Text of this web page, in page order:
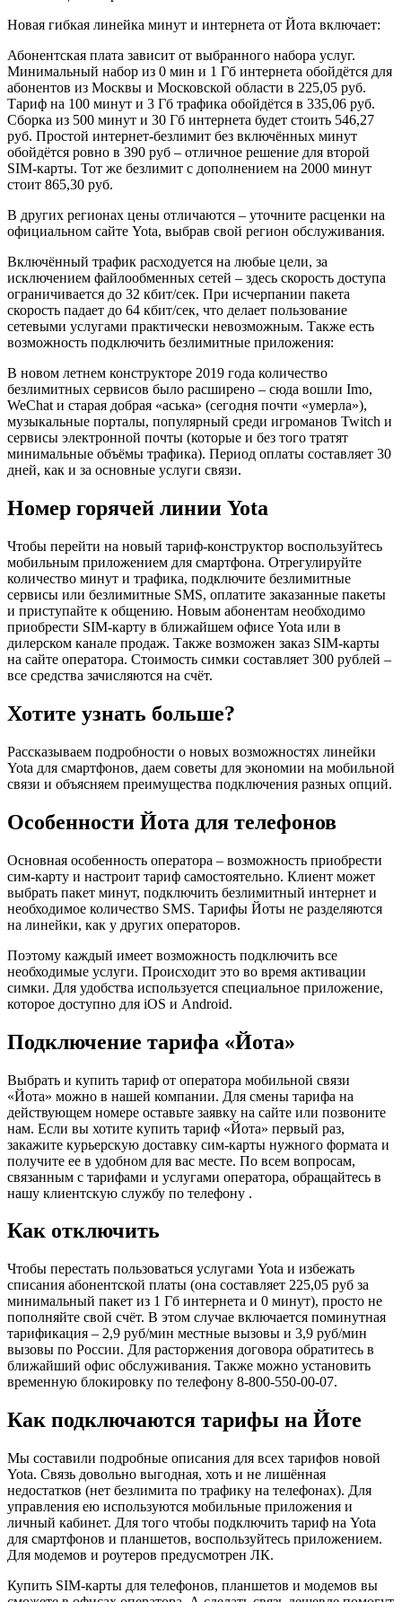
Новая гибкая линейка минут и интернета от Йота включает:
Абонентская плата зависит от выбранного набора услуг.
Минимальный набор из 0 мин и 1 Гб интернета обойдётся для
абонентов из Москвы и Московской области в 225,05 руб.
Тариф на 100 минут и 3 Гб трафика обойдётся в 335,06 руб.
Сборка из 500 минут и 30 Гб интернета будет стоить 546,27
руб. Простой интернет-безлимит без включённых минут
обойдётся ровно в 390 руб – отличное решение для второй
SIM-карты. Тот же безлимит с дополнением на 2000 минут
стоит 865,30 руб.
В других регионах цены отличаются – уточните расценки на
официальном сайте Yota, выбрав свой регион обслуживания.
Включённый трафик расходуется на любые цели, за
исключением файлообменных сетей – здесь скорость доступа
ограничивается до 32 кбит/сек. При исчерпании пакета
скорость падает до 64 кбит/сек, что делает пользование
сетевыми услугами практически невозможным. Также есть
возможность подключить безлимитные приложения:
В новом летнем конструкторе 2019 года количество
безлимитных сервисов было расширено – сюда вошли Imo,
WeChat и старая добрая «аська» (сегодня почти «умерла»),
музыкальные порталы, популярный среди игроманов Twitch и
сервисы электронной почты (которые и без того тратят
минимальные объёмы трафика). Период оплаты составляет 30
дней, как и за основные услуги связи.
Номер горячей линии Yota
Чтобы перейти на новый тариф-конструктор воспользуйтесь
мобильным приложением для смартфона. Отрегулируйте
количество минут и трафика, подключите безлимитные
сервисы или безлимитные SMS, оплатите заказанные пакеты
и приступайте к общению. Новым абонентам необходимо
приобрести SIM-карту в ближайшем офисе Yota или в
дилерском канале продаж. Также возможен заказ SIM-карты
на сайте оператора. Стоимость симки составляет 300 рублей –
все средства зачисляются на счёт.
Хотите узнать больше?
Рассказываем подробности о новых возможностях линейки
Yota для смартфонов, даем советы для экономии на мобильной
связи и объясняем преимущества подключения разных опций.
Особенности Йота для телефонов
Основная особенность оператора – возможность приобрести
сим-карту и настроит тариф самостоятельно. Клиент может
выбрать пакет минут, подключить безлимитный интернет и
необходимое количество SMS. Тарифы Йоты не разделяются
на линейки, как у других операторов.
Поэтому каждый имеет возможность подключить все
необходимые услуги. Происходит это во время активации
симки. Для удобства используется специальное приложение,
которое доступно для iOS и Android.
Подключение тарифа «Йота»
Выбрать и купить тариф от оператора мобильной связи
«Йота» можно в нашей компании. Для смены тарифа на
действующем номере оставьте заявку на сайте или позвоните
нам. Если вы хотите купить тариф «Йота» первый раз,
закажите курьерскую доставку сим-карты нужного формата и
получите ее в удобном для вас месте. По всем вопросам,
связанным с тарифами и услугами оператора, обращайтесь в
нашу клиентскую службу по телефону .
Как отключить
Чтобы перестать пользоваться услугами Yota и избежать
списания абонентской платы (она составляет 225,05 руб за
минимальный пакет из 1 Гб интернета и 0 минут), просто не
пополняйте свой счёт. В этом случае включается поминутная
тарификация – 2,9 руб/мин местные вызовы и 3,9 руб/мин
вызовы по России. Для расторжения договора обратитесь в
ближайший офис обслуживания. Также можно установить
временную блокировку по телефону 8-800-550-00-07.
Как подключаются тарифы на Йоте
Мы составили подробные описания для всех тарифов новой
Yota. Связь довольно выгодная, хоть и не лишённая
недостатков (нет безлимита по трафику на телефонах). Для
управления ею используются мобильные приложения и
личный кабинет. Для того чтобы подключить тариф на Yota
для смартфонов и планшетов, воспользуйтесь приложением.
Для модемов и роутеров предусмотрен ЛК.
Купить SIM-карты для телефонов, планшетов и модемов вы